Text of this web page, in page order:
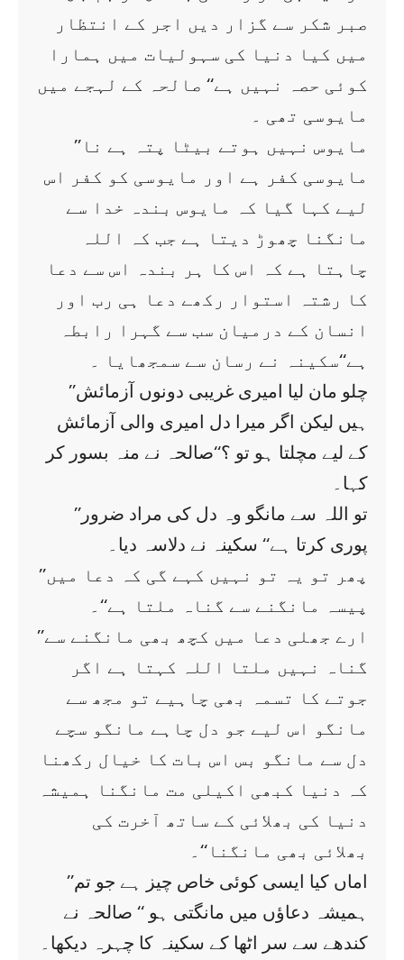
صبر شکر سے گزار دیں اجر کے انتظار
میں کیا دنیا کی سہولیات میں ہمارا
کوئی حصہ نہیں ہے‘‘ صالحہ کے لہجے میں
مایوسی تھی ۔
’’مایوس نہیں ہوتے بیٹا پتہ ہے نا
مایوسی کفر ہے اور مایوسی کو کفر اس
لیے کہا گیا کہ مایوس بندہ خدا سے
مانگنا چھوڑ دیتا ہے جب کہ اللہ
چاہتا ہے کہ اس کا ہر بندہ اس سے دعا
کا رشتہ استوار رکھے دعا ہی رب اور
انسان کے درمیان سب سے گہرا رابطہ
ہے‘‘سکینہ نے رسان سے سمجھایا ۔
’’چلو مان لیا امیری غریبی دونوں آزمائش
ہیں لیکن اگر میرا دل امیری والی آزمائش
کے لیے مچلتا ہو تو ؟‘‘صالحہ نے منہ بسور کر
کہا۔
’’تو اللہ سے مانگو وہ دل کی مراد ضرور
پوری کرتا ہے‘‘ سکینہ نے دلاسہ دیا۔
’’پھر تو یہ تو نہیں کہے گی کہ دعا میں
پیسہ مانگنے سے گناہ ملتا ہے‘‘۔
’’ارے جھلی دعا میں کچھ بھی مانگنے سے
گناہ نہیں ملتا اللہ کہتا ہے اگر
جوتے کا تسمہ بھی چاہیے تو مجھ سے
مانگو اس لیے جو دل چاہے مانگو سچے
دل سے مانگو بس اس بات کا خیال رکھنا
کہ دنیا کبھی اکیلی مت مانگنا ہمیشہ
دنیا کی بھلائی کے ساتھ آخرت کی
بھلائی بھی مانگنا‘‘۔
’’اماں کیا ایسی کوئی خاص چیز ہے جو تم
ہمیشہ دعاؤں میں مانگتی ہو ‘‘ صالحہ نے
کندھے سے سر اٹھا کے سکینہ کا چہرہ دیکھا۔